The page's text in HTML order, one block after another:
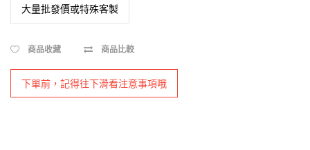
大量批發價或特殊客製
商品收藏 商品比較
下單前，記得往下滑看注意事項哦